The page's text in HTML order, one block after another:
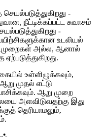
-
நீட்டிக்கப்பட்ட சுவாசம்
-
உடலியல்
அல்ல, ஆனால்
உள்ளிழுக்கவும்,
முதல் எட்டு
ஆறு முறை
அளவிடுவதற்கு இது
தெரியாமலும்,